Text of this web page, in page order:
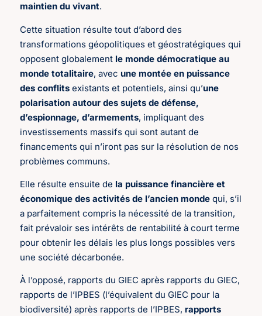
maintien du vivant.
Cette situation résulte tout d’abord des
transformations géopolitiques et géostratégiques qui
opposent globalement le monde démocratique au
monde totalitaire, avec une montée en puissance
des conflits existants et potentiels, ainsi qu’une
polarisation autour des sujets de défense,
d’espionnage, d’armements, impliquant des
investissements massifs qui sont autant de
financements qui n’iront pas sur la résolution de nos
problèmes communs.
Elle résulte ensuite de la puissance financière et
économique des activités de l’ancien monde qui, s’il
a parfaitement compris la nécessité de la transition,
fait prévaloir ses intérêts de rentabilité à court terme
pour obtenir les délais les plus longs possibles vers
une société décarbonée.
À l’opposé, rapports du GIEC après rapports du GIEC,
rapports de l’IPBES (l’équivalent du GIEC pour la
biodiversité) après rapports de l’IPBES, rapports